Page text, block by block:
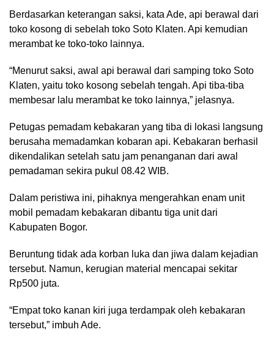
Berdasarkan keterangan saksi, kata Ade, api berawal dari
toko kosong di sebelah toko Soto Klaten. Api kemudian
merambat ke toko-toko lainnya.
“Menurut saksi, awal api berawal dari samping toko Soto
Klaten, yaitu toko kosong sebelah tengah. Api tiba-tiba
membesar lalu merambat ke toko lainnya,” jelasnya.
Petugas pemadam kebakaran yang tiba di lokasi langsung
berusaha memadamkan kobaran api. Kebakaran berhasil
dikendalikan setelah satu jam penanganan dari awal
pemadaman sekira pukul 08.42 WIB.
Dalam peristiwa ini, pihaknya mengerahkan enam unit
mobil pemadam kebakaran dibantu tiga unit dari
Kabupaten Bogor.
Beruntung tidak ada korban luka dan jiwa dalam kejadian
tersebut. Namun, kerugian material mencapai sekitar
Rp500 juta.
“Empat toko kanan kiri juga terdampak oleh kebakaran
tersebut,” imbuh Ade.